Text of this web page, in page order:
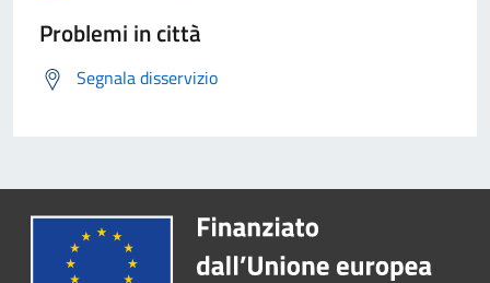
Problemi in città
Segnala disservizio